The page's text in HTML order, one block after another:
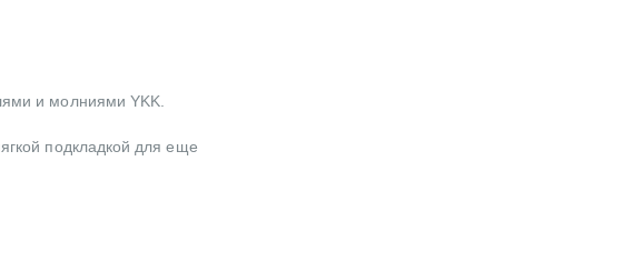
и молниями YKK.
подкладкой для еще